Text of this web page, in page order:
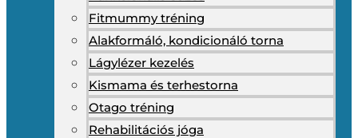
Fitmummy tréning
Alakformáló, kondicionáló torna
Lágylézer kezelés
Kismama és terhestorna
Otago tréning
Rehabilitációs jóga